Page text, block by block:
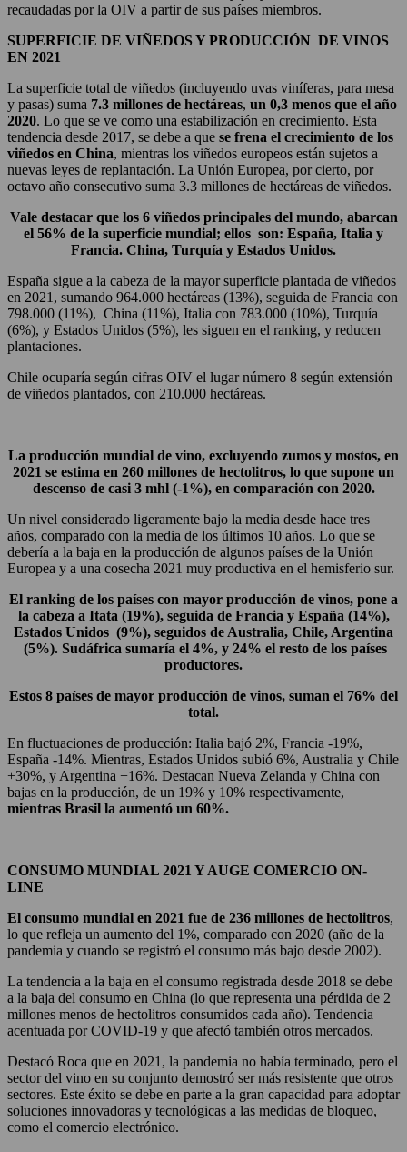
recaudadas por la OIV a partir de sus países miembros.
SUPERFICIE DE VIÑEDOS Y PRODUCCIÓN DE VINOS
EN 2021
La superficie total de viñedos (incluyendo uvas viníferas, para mesa
y pasas) suma 7.3 millones de hectáreas, un 0,3 menos que el año
2020. Lo que se ve como una estabilización en crecimiento. Esta
tendencia desde 2017, se debe a que se frena el crecimiento de los
viñedos en China, mientras los viñedos europeos están sujetos a
nuevas leyes de replantación. La Unión Europea, por cierto, por
octavo año consecutivo suma 3.3 millones de hectáreas de viñedos.
Vale destacar que los 6 viñedos principales del mundo, abarcan
el 56% de la superficie mundial; ellos son: España, Italia y
Francia. China, Turquía y Estados Unidos.
España sigue a la cabeza de la mayor superficie plantada de viñedos
en 2021, sumando 964.000 hectáreas (13%), seguida de Francia con
798.000 (11%), China (11%), Italia con 783.000 (10%), Turquía
(6%), y Estados Unidos (5%), les siguen en el ranking, y reducen
plantaciones.
Chile ocuparía según cifras OIV el lugar número 8 según extensión
de viñedos plantados, con 210.000 hectáreas.
La producción mundial de vino, excluyendo zumos y mostos, en
2021 se estima en 260 millones de hectolitros, lo que supone un
descenso de casi 3 mhl (-1%), en comparación con 2020.
Un nivel considerado ligeramente bajo la media desde hace tres
años, comparado con la media de los últimos 10 años. Lo que se
debería a la baja en la producción de algunos países de la Unión
Europea y a una cosecha 2021 muy productiva en el hemisferio sur.
El ranking de los países con mayor producción de vinos, pone a
la cabeza a Itata (19%), seguida de Francia y España (14%),
Estados Unidos (9%), seguidos de Australia, Chile, Argentina
(5%). Sudáfrica sumaría el 4%, y 24% el resto de los países
productores.
Estos 8 países de mayor producción de vinos, suman el 76% del
total.
En fluctuaciones de producción: Italia bajó 2%, Francia -19%,
España -14%. Mientras, Estados Unidos subió 6%, Australia y Chile
+30%, y Argentina +16%. Destacan Nueva Zelanda y China con
bajas en la producción, de un 19% y 10% respectivamente,
mientras Brasil la aumentó un 60%.
CONSUMO MUNDIAL 2021 Y AUGE COMERCIO ON-
LINE
El consumo mundial en 2021 fue de 236 millones de hectolitros,
lo que refleja un aumento del 1%, comparado con 2020 (año de la
pandemia y cuando se registró el consumo más bajo desde 2002).
La tendencia a la baja en el consumo registrada desde 2018 se debe
a la baja del consumo en China (lo que representa una pérdida de 2
millones menos de hectolitros consumidos cada año). Tendencia
acentuada por COVID-19 y que afectó también otros mercados.
Destacó Roca que en 2021, la pandemia no había terminado, pero el
sector del vino en su conjunto demostró ser más resistente que otros
sectores. Este éxito se debe en parte a la gran capacidad para adoptar
soluciones innovadoras y tecnológicas a las medidas de bloqueo,
como el comercio electrónico.